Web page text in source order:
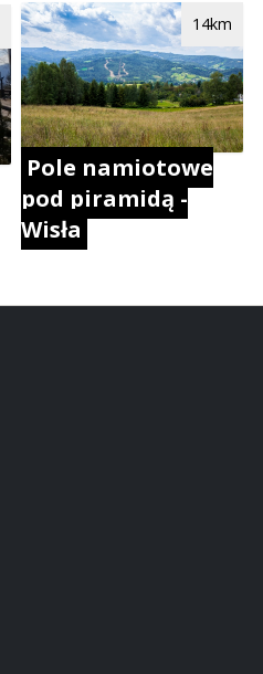
Pole namiotowe
pod piramidą -
Wisła
14km